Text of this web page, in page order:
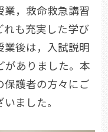
，救命救急講習
れも充実した学び
業後は，入試説明
がありました。本
保護者の方々にご
ました。